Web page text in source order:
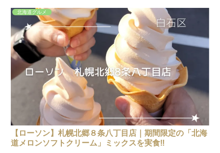
北海道グルメ
【ローソン】札幌北郷８条八丁目店｜期間限定の「北海
道メロンソフトクリーム」ミックスを実食‼